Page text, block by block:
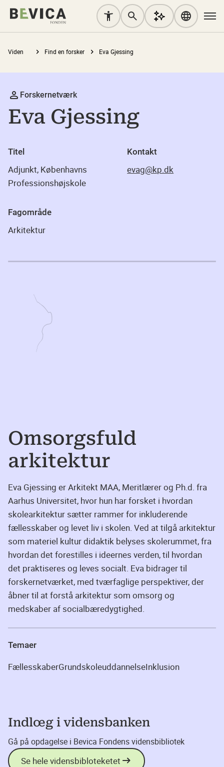
Viden Find en forsker Eva Gjessing
Forskernetværk
Eva Gjessing
Titel
Adjunkt, Københavns
Professionshøjskole
Kontakt
evag@kp.dk
Fagområde
Arkitektur
Omsorgsfuld
arkitektur
Eva Gjessing er Arkitekt MAA, Meritlærer og Ph.d. fra
Aarhus Universitet, hvor hun har forsket i hvordan
skolearkitektur sætter rammer for inkluderende
fællesskaber og levet liv i skolen. Ved at tilgå arkitektur
som materiel kultur didaktik belyses skolerummet, fra
hvordan det forestilles i ideernes verden, til hvordan
det praktiseres og leves socialt. Eva bidrager til
forskernetværket, med tværfaglige perspektiver, der
åbner til at forstå arkitektur som omsorg og
medskaber af socialbæredygtighed.
Temaer
FællesskaberGrundskoleuddannelseInklusion
Indlœg i vidensbanken
Gå på opdagelse i Bevica Fondens vidensbibliotek
Se hele vidensbibloteketet